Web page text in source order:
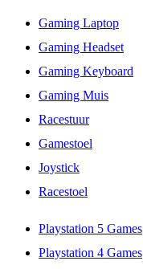
Gaming Laptop
Gaming Headset
Gaming Keyboard
Gaming Muis
Racestuur
Gamestoel
Joystick
Racestoel
Playstation 5 Games
Playstation 4 Games